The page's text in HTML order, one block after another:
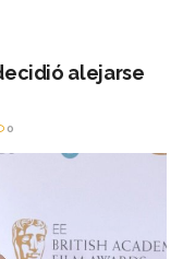
alejarse
0